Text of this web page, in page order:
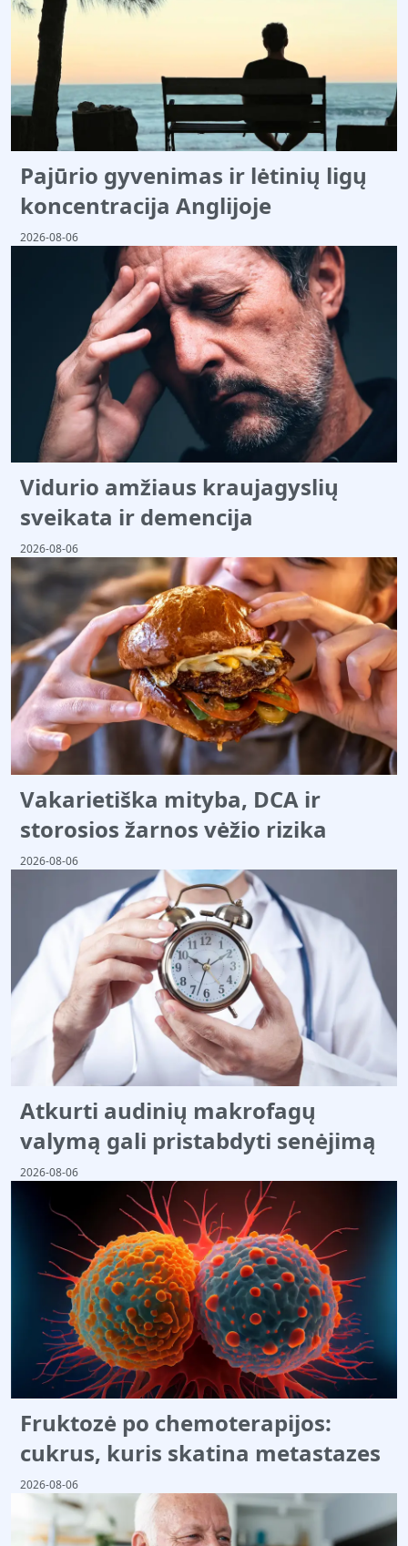
Pajūrio gyvenimas ir lėtinių ligų
koncentracija Anglijoje
2026-08-06
Vidurio amžiaus kraujagyslių
sveikata ir demencija
2026-08-06
Vakarietiška mityba, DCA ir
storosios žarnos vėžio rizika
2026-08-06
Atkurti audinių makrofagų
valymą gali pristabdyti senėjimą
2026-08-06
Fruktozė po chemoterapijos:
cukrus, kuris skatina metastazes
2026-08-06